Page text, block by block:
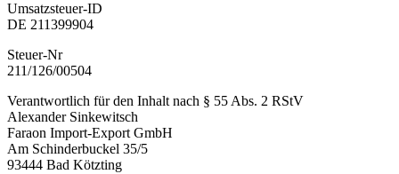
Umsatzsteuer-ID
DE 211399904
Steuer-Nr
211/126/00504
Verantwortlich für den Inhalt nach § 55 Abs. 2 RStV
Alexander Sinkewitsch
Faraon Import-Export GmbH
Am Schinderbuckel 35/5
93444 Bad Kötzting